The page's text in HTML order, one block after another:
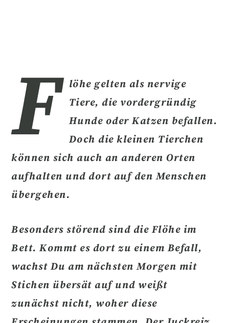
F
löhe gelten als nervige
Tiere, die vordergründig
Hunde oder Katzen befallen.
Doch die kleinen Tierchen
können sich auch an anderen Orten
aufhalten und dort auf den Menschen
übergehen.
Besonders störend sind die Flöhe im
Bett. Kommt es dort zu einem Befall,
wachst Du am nächsten Morgen mit
Stichen übersät auf und weißt
zunächst nicht, woher diese